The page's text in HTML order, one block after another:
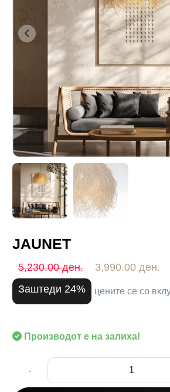
JAUNET
5,230.00 ден.
3,990.00 ден.
Заштеди 24%
цените се со
Производот е на залиха!
-